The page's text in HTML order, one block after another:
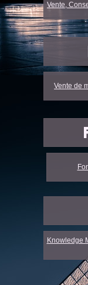
Vente,
Vente de
Knowledge